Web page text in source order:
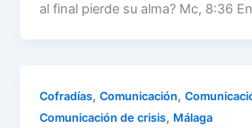
al final pierde su alma? Mc, 8:36
Cofradías,Comunicación,
Comunicación de crisis, Málaga